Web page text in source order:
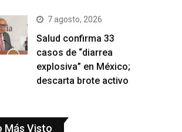
7 agosto, 2026
Salud confirma 33
casos de “diarrea
explosiva” en México;
descarta brote activo
Más Visto